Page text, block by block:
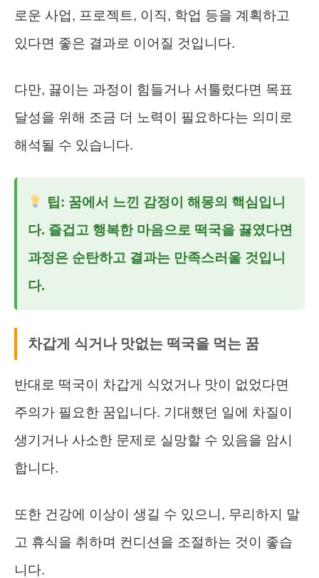
로운 사업, 프로젝트, 이직, 학업 등을 계획하고
있다면 좋은 결과로 이어질 것입니다.
다만, 끓이는 과정이 힘들거나 서툴렀다면 목표
달성을 위해 조금 더 노력이 필요하다는 의미로
해석될 수 있습니다.
팁: 꿈에서 느낀 감정이 해몽의 핵심입니
다. 즐겁고 행복한 마음으로 떡국을 끓였다면
과정은 순탄하고 결과는 만족스러울 것입니
다.
차갑게 식거나 맛없는 떡국을 먹는 꿈
반대로 떡국이 차갑게 식었거나 맛이 없었다면
주의가 필요한 꿈입니다. 기대했던 일에 차질이
생기거나 사소한 문제로 실망할 수 있음을 암시
합니다.
또한 건강에 이상이 생길 수 있으니, 무리하지 말
고 휴식을 취하며 컨디션을 조절하는 것이 좋습
니다.